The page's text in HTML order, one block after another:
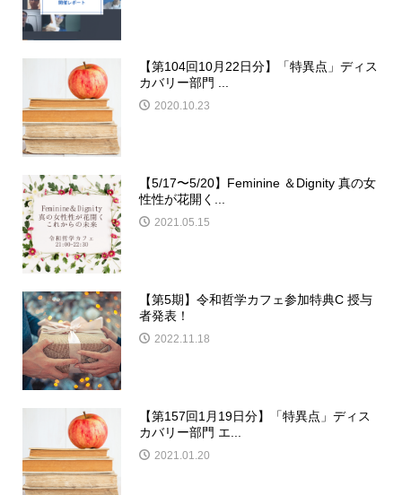
【第104回10月22日分】「特異点」ディス
カバリー部門 ...
2020.10.23
【5/17〜5/20】Feminine ＆Dignity 真の女
性性が花開く...
2021.05.15
【第5期】令和哲学カフェ参加特典C 授与
者発表！
2022.11.18
【第157回1月19日分】「特異点」ディス
カバリー部門 エ...
2021.01.20